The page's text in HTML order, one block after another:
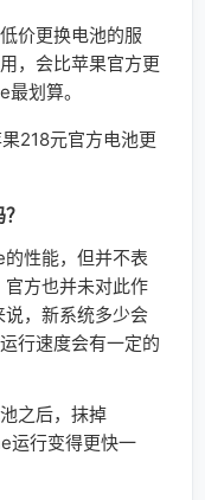
价更换电池的服
，会比苹果官方更
划算。
性能，但并不表
方也并未对此作
，新系统多少会
行速度会有一定的
之后，抹掉
运行变得更快一